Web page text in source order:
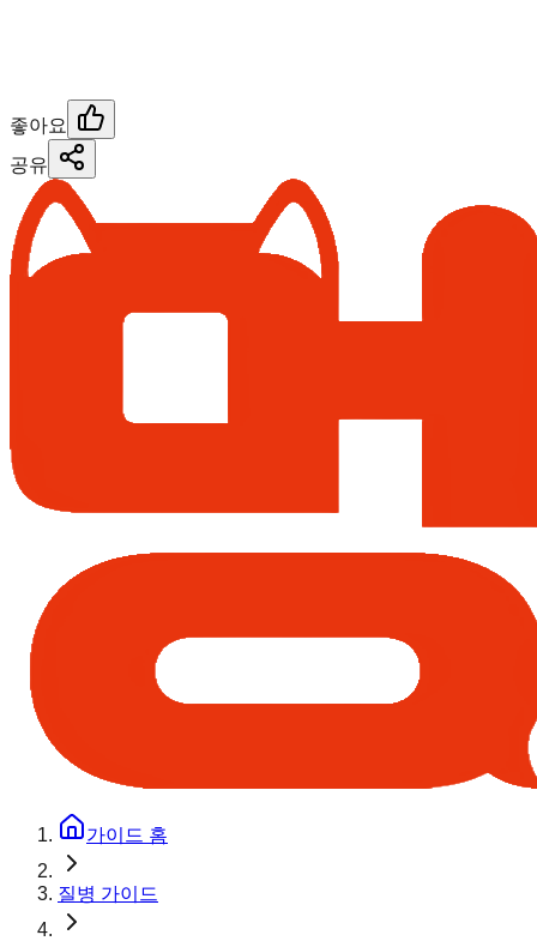
좋아요
공유
가이드 홈
질병 가이드